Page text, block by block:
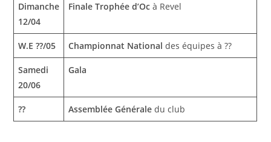
Dimanche
12/04
Finale Trophée d’Ocà Revel
W.E ??/05 Championnat National des équipes à ??
Samedi
20/06
Gala
?? Assemblée Générale du club